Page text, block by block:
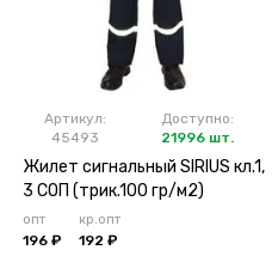
Артикул:
45493
Доступно:
21996 шт.
Жилет сигнальный SIRIUS кл.1,
3 СОП (трик.100 гр/м2)
оранжевый
опт
196 ₽
кр.опт
192 ₽